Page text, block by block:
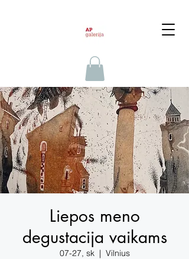
Liepos meno
degustacija vaikams
07-27, sk
  |
Vilnius